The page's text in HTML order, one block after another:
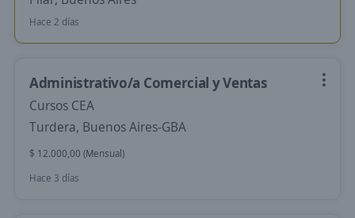
Hace 2 días
Administrativo/a Comercial y Ventas
Cursos CEA
Turdera, Buenos Aires-GBA
$ 12.000,00 (Mensual)
Hace 3 días